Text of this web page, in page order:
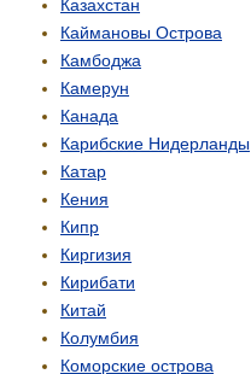
Казахстан
Каймановы Острова
Камбоджа
Камерун
Канада
Карибские Нидерланды
Катар
Кения
Кипр
Киргизия
Кирибати
Китай
Колумбия
Коморские острова